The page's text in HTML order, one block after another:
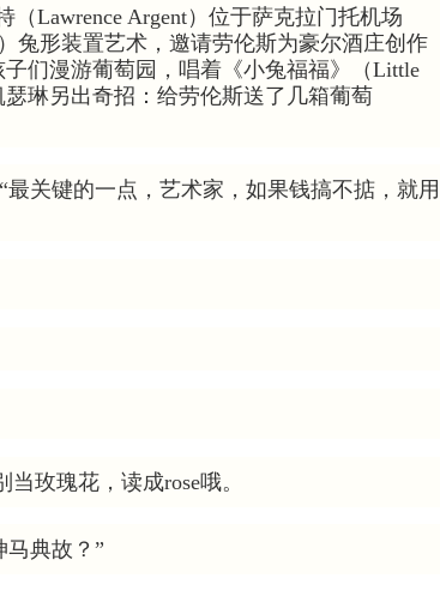
Lawrence Argent）位于萨克拉门托机场
）兔形装置艺术，邀请劳伦斯为豪尔酒庄创作
们漫游葡萄园，唱着《小兔福福》（Little
琳另出奇招：给劳伦斯送了几箱葡萄
关键的一点，艺术家，如果钱搞不掂，就用
玫瑰花，读成rose哦。
马典故？”